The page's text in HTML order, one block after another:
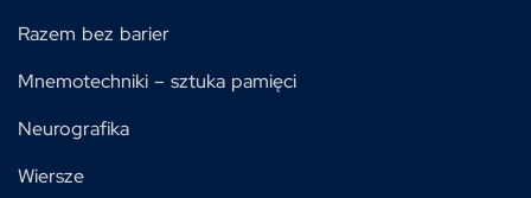
Razem bez barier
Mnemotechniki – sztuka pamięci
Neurografika
Wiersze